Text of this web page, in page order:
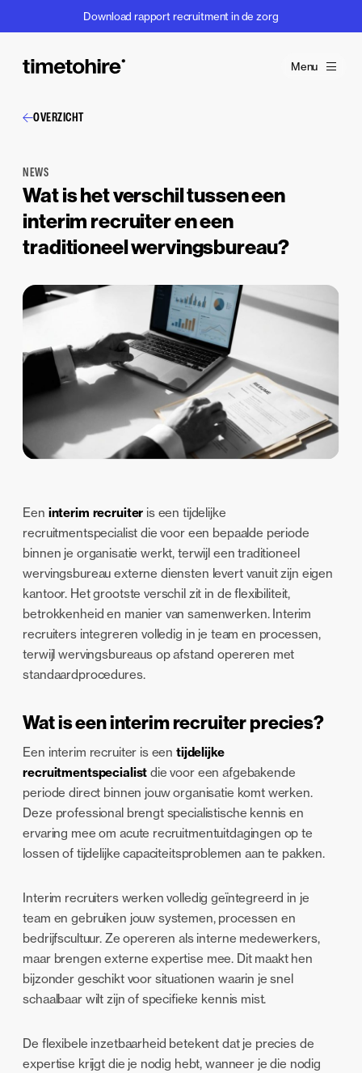
Download rapport recruitment in de zorg
Menu
OVERZICHT
NEWS
Wat is het verschil tussen een
interim recruiter en een
traditioneel wervingsbureau?
Een interim recruiter is een tijdelijke
recruitmentspecialist die voor een bepaalde periode
binnen je organisatie werkt, terwijl een traditioneel
wervingsbureau externe diensten levert vanuit zijn eigen
kantoor. Het grootste verschil zit in de flexibiliteit,
betrokkenheid en manier van samenwerken. Interim
recruiters integreren volledig in je team en processen,
terwijl wervingsbureaus op afstand opereren met
standaardprocedures.
Wat is een interim recruiter precies?
Een interim recruiter is eentijdelijke
recruitmentspecialist die voor een afgebakende
periode direct binnen jouw organisatie komt werken.
Deze professional brengt specialistische kennis en
ervaring mee om acute recruitmentuitdagingen op te
lossen of tijdelijke capaciteitsproblemen aan te pakken.
Interim recruiters werken volledig geïntegreerd in je
team en gebruiken jouw systemen, processen en
bedrijfscultuur. Ze opereren als interne medewerkers,
maar brengen externe expertise mee. Dit maakt hen
bijzonder geschikt voor situationen waarin je snel
schaalbaar wilt zijn of specifieke kennis mist.
De flexibele inzetbaarheid betekent dat je precies de
expertise krijgt die je nodig hebt, wanneer je die nodig